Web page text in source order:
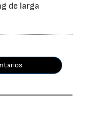
de larga